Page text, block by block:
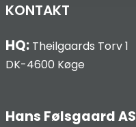
KONTAKT
HQ: Theilgaards Torv 1
DK-4600 Køge
Hans Følsgaard AS